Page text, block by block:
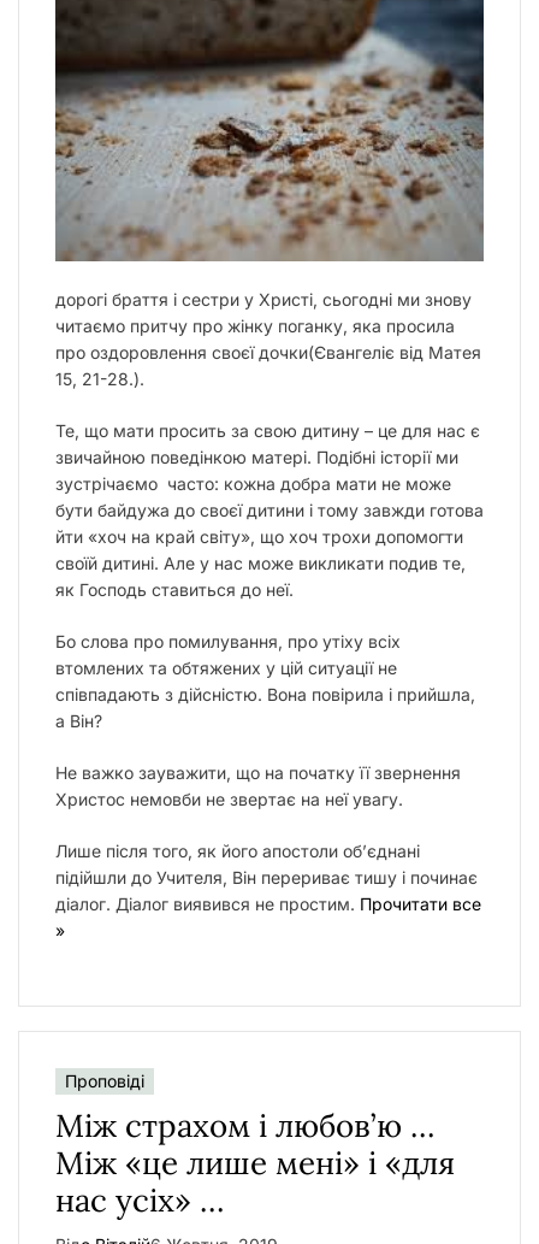
дорогі браття і сестри у Христі, сьогодні ми знову
читаємо притчу про жінку поганку, яка просила
про оздоровлення своєї дочки(Євангеліє від Матея
15, 21-28.).
Те, що мати просить за свою дитину – це для нас є
звичайною поведінкою матері. Подібні історії ми
зустрічаємо часто: кожна добра мати не може
бути байдужа до своєї дитини і тому завжди готова
йти «хоч на край світу», що хоч трохи допомогти
своїй дитині. Але у нас може викликати подив те,
як Господь ставиться до неї.
Бо слова про помилування, про утіху всіх
втомлених та обтяжених у цій ситуації не
співпадають з дійсністю. Вона повірила і прийшла,
а Він?
Не важко зауважити, що на початку її звернення
Христос немовби не звертає на неї увагу.
Лише після того, як його апостоли об’єднані
підійшли до Учителя, Він перериває тишу і починає
діалог. Діалог виявився не простим. Прочитати все
»
Проповіді
Між страхом і любов’ю …
Між «це лише мені» і «для
нас усіх» …